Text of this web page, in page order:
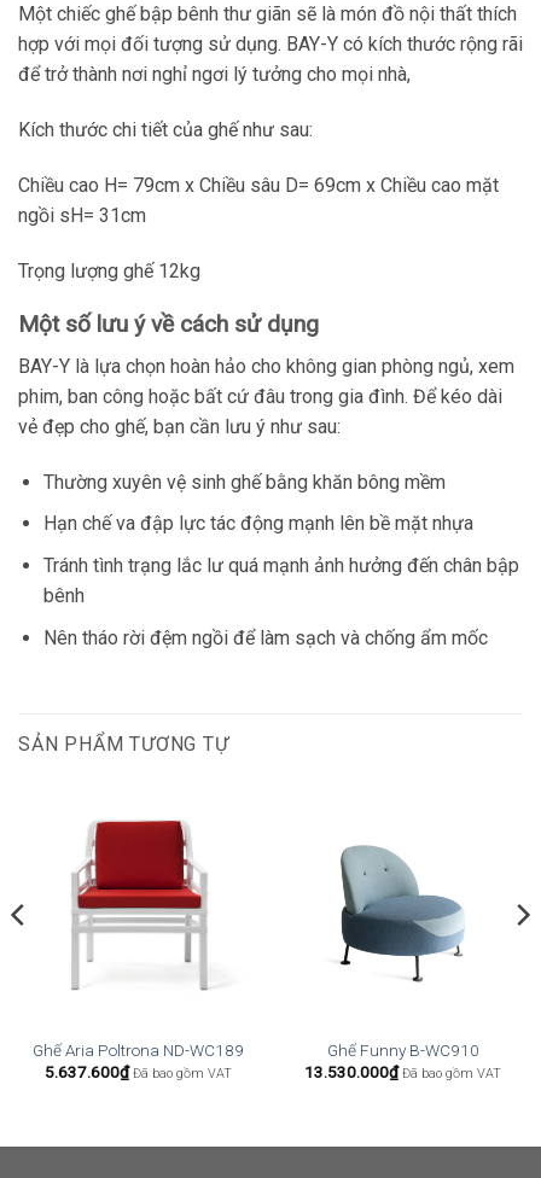
Một chiếc ghế bập bênh thư giãn sẽ là món đồ nội thất thích
hợp với mọi đối tượng sử dụng. BAY-Y có kích thước rộng rãi
để trở thành nơi nghỉ ngơi lý tưởng cho mọi nhà,
Kích thước chi tiết của ghế như sau:
Chiều cao H= 79cm x Chiều sâu D= 69cm x Chiều cao mặt
ngồi sH= 31cm
Trọng lượng ghế 12kg
Một số lưu ý về cách sử dụng
BAY-Y là lựa chọn hoàn hảo cho không gian phòng ngủ, xem
phim, ban công hoặc bất cứ đâu trong gia đình. Để kéo dài
vẻ đẹp cho ghế, bạn cần lưu ý như sau:
Thường xuyên vệ sinh ghế bằng khăn bông mềm
Hạn chế va đập lực tác động mạnh lên bề mặt nhựa
Tránh tình trạng lắc lư quá mạnh ảnh hưởng đến chân bập
bênh
Nên tháo rời đệm ngồi để làm sạch và chống ẩm mốc
SẢN PHẨM TƯƠNG TỰ
Ghế Aria Poltrona ND-WC189
5.637.600₫ Đã bao gồm VAT
Ghế Funny B-WC910
13.530.000₫ Đã bao gồm VAT